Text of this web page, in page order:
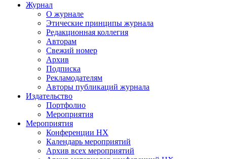
Журнал
О журнале
Этические принципы журнала
Редакционная коллегия
Авторам
Свежий номер
Архив
Подписка
Рекламодателям
Авторы публикаций журнала
Издательство
Портфолио
Мероприятия
Мероприятия
Конференции НХ
Календарь мероприятий
Архив всех мероприятий